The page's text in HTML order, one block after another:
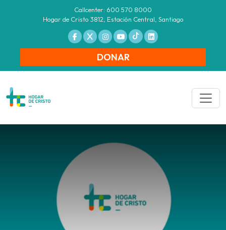
Callcenter: 600 570 8000
Hogar de Cristo 3812, Estación Central, Santiago
DONAR